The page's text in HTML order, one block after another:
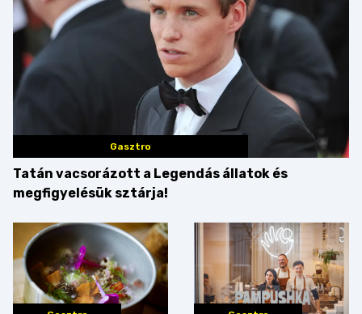
Gasztro
Tatán vacsorázott a Legendás állatok és
megfigyelésük sztárja!